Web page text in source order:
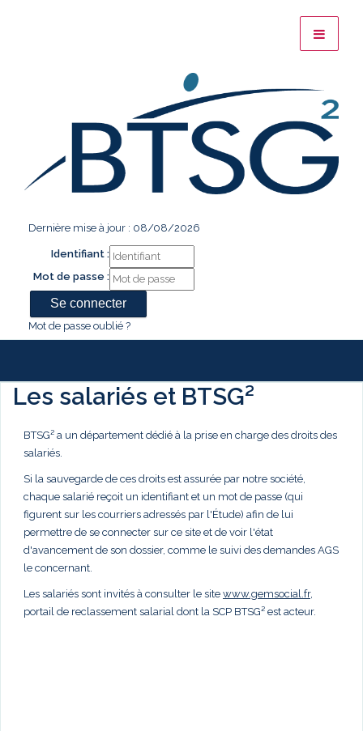
Dernière mise à jour : 08/08/2026
Identifiant :
Mot de passe :
Mot de passe oublié ?
Les salariés et BTSG²
BTSG² a un département dédié à la prise en charge des droits des
salariés.
Si la sauvegarde de ces droits est assurée par notre société,
chaque salarié reçoit un identifiant et un mot de passe (qui
figurent sur les courriers adressés par l'Étude) afin de lui
permettre de se connecter sur ce site et de voir l'état
d'avancement de son dossier, comme le suivi des demandes AGS
le concernant.
Les salariés sont invités à consulter le site www.gemsocial.fr,
portail de reclassement salarial dont la SCP BTSG² est acteur.